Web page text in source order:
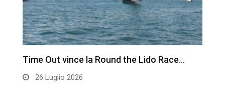
Time Out vince la Round the Lido Race…
26 Luglio 2026